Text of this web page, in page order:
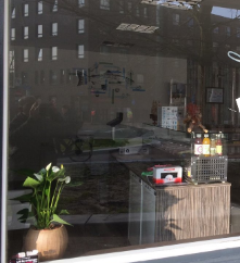
Nieuws, interviews & blogs
Eten
Drinken
Slapen
Recreatief
Winkels